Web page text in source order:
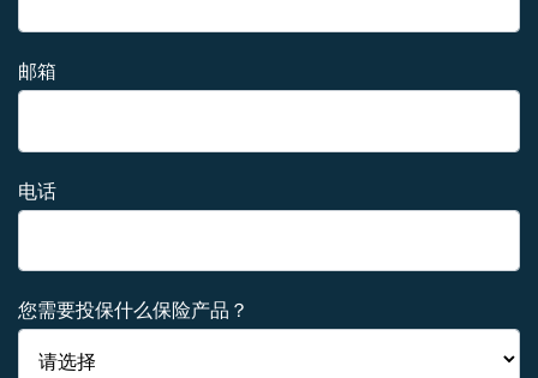
邮箱
电话
您需要投保什么保险产品？